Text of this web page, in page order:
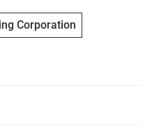
Corporation